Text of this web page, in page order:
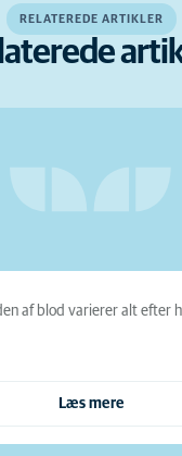
RELATEREDE ARTIKLER
blod varierer alt efter
Læs mere